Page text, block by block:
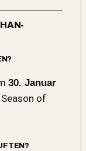
30. Januar
Season of